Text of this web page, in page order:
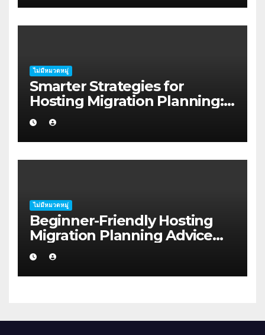
ไม่มีหมวดหมู่
Smarter Strategies for
Hosting Migration Planning:
A Guide for Australian
Families in Albany WA
ไม่มีหมวดหมู่
Beginner-Friendly Hosting
Migration Planning Advice
for Job Seekers in Regional
Australia